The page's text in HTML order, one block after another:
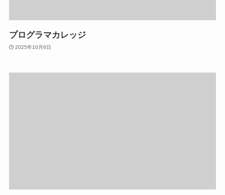
プログラマカレッジ
2025年10月6日